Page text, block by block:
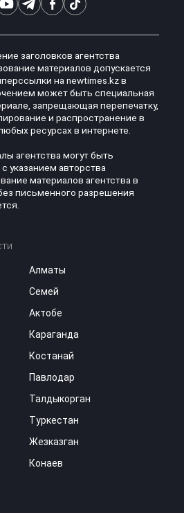
заголовков агентства
материалов допускается
на newtimes.kz в
может быть специальная
запрещающая перепечатку,
и распространение в
ресурсах в интернете.
агентства могут быть
указанием авторства
материалов агентства в
письменного разрешения
Алматы
Семей
Актобе
Караганда
Костанай
Павлодар
Талдыкорган
Туркестан
Жезказган
Конаев